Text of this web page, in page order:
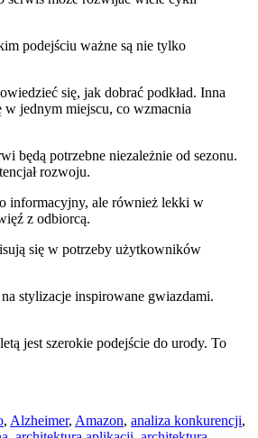
podejściu ważne są nie tylko
się, jak dobrać podkład. Inna
w jednym miejscu, co wzmacnia
będą potrzebne niezależnie od sezonu.
rozwoju.
informacyjny, ale również lekki w
z odbiorcą.
się w potrzeby użytkowników
stylizacje inspirowane gwiazdami.
jest szerokie podejście do urody. To
, Alzheimer, Amazon, analiza konkurencji,